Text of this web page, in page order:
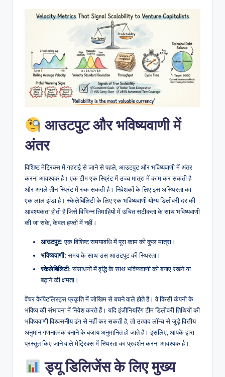
si
g
h
आउटपुट और भविष्यवाणी में
अंतर
विशिष्ट मेट्रिक्स में गहराई से जाने से पहले, आउटपुट और भविष्यवाणी में अंतर
करना आवश्यक है। एक टीम एक स्प्रिंट में उच्च मात्रा में काम कर सकती है
और अगले तीन स्प्रिंट में रुक सकती है। निवेशकों के लिए इस अस्थिरता का
एक लाल झंडा है। स्केलेबिलिटी के लिए एक भविष्यवाणी योग्य डिलीवरी दर की
आवश्यकता होती है जिसे विभिन्न तिमाहियों में उचित सटीकता के साथ भविष्यवाणी
की जा सके, केवल हफ्तों में नहीं।
आउटपुट:एक विशिष्ट समयावधि में पूरा काम की कुल मात्रा।
भविष्यवाणी:समय के साथ उस आउटपुट की स्थिरता।
स्केलेबिलिटी:संसाधनों में वृद्धि के साथ भविष्यवाणी को बनाए रखने या
बढ़ाने की क्षमता।
वेंचर कैपिटलिस्ट्स प्रकृति में जोखिम से बचने वाले होते हैं। वे किसी कंपनी के
भविष्य की संभावना में निवेश करते हैं। यदि इंजीनियरिंग टीम डिलीवरी तिथियों की
भविष्यवाणी विश्वसनीय ढंग से नहीं कर सकती है, तो उत्पाद लॉन्च से जुड़े वित्तीय
अनुमान गणनात्मक बनाने के बजाय अनुमानित हो जाते हैं। इसलिए, आपके द्वारा
प्रस्तुत किए जाने वाले मेट्रिक्स में स्थिरता का प्रदर्शन करना आवश्यक है।
ड्यू डिलिजेंस के लिए मुख्य